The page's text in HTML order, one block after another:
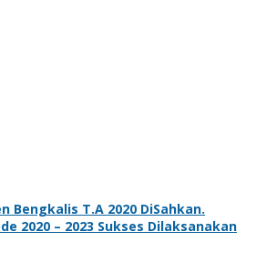
Bengkalis T.A 2020 DiSahkan.
2020 – 2023 Sukses Dilaksanakan